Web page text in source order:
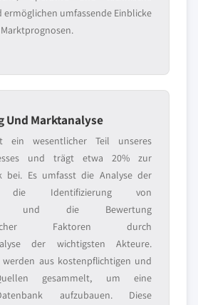
ermöglichen umfassende Einblicke
Und Marktanalyse
ein wesentlicher Teil unseres
und trägt etwa 20% zur
bei. Es umfasst die Analyse der
die Identifizierung von
und die Bewertung
Faktoren durch
der wichtigsten Akteure.
werden aus kostenpflichtigen und
gesammelt, um eine
aufzubauen. Diese